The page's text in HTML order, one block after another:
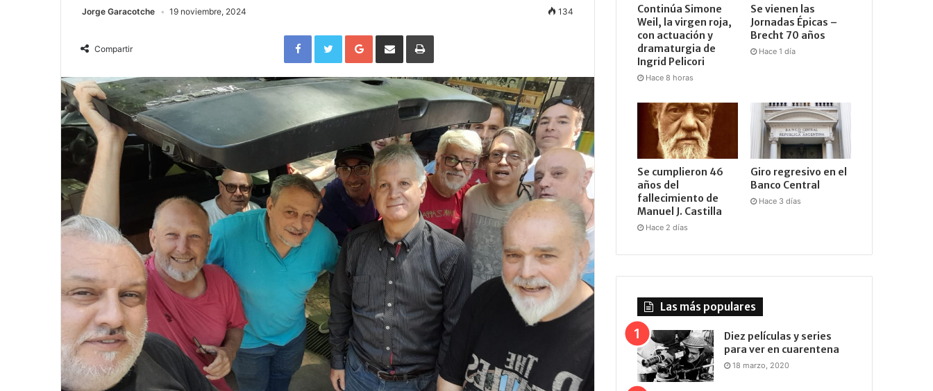
Jorge Garacotche 19 noviembre, 2024 134
Compartir
FacebookTwitterGoogle+Compartir por correo electrónicoImprimir
Continúa Simone
Weil, la virgen roja,
con actuación y
dramaturgia de
Ingrid Pelicori
Hace 8 horas
Se vienen las
Jornadas Épicas –
Brecht 70 años
Hace 1 día
Se cumplieron 46
años del
fallecimiento de
Manuel J. Castilla
Hace 2 días
Giro regresivo en el
Banco Central
Hace 3 días
Las más populares
Diez películas y series
para ver en cuarentena
18 marzo, 2020